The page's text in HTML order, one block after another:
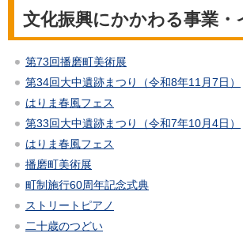
文化振興にかかわる事業・
第73回播磨町美術展
第34回大中遺跡まつり（令和8年11月7日）
はりま春風フェス
第33回大中遺跡まつり（令和7年10月4日）
はりま春風フェス
播磨町美術展
町制施行60周年記念式典
ストリートピアノ
二十歳のつどい